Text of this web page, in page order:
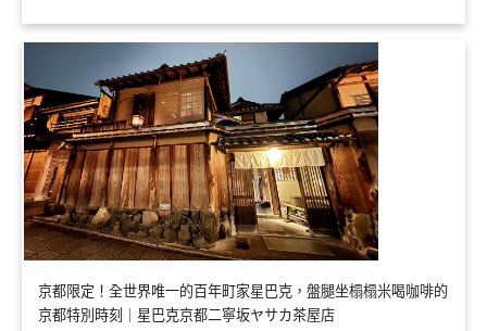
京都限定！全世界唯一的百年町家星巴克，盤腿坐榻榻米喝咖啡的
京都特別時刻｜星巴克京都二寧坂ヤサカ茶屋店